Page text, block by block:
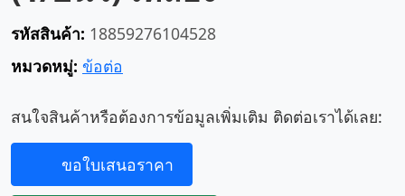
รหัสสินค้า: 18859276104528
หมวดหมู่: ข้อต่อ
สนใจสินค้าหรือต้องการข้อมูลเพิ่มเติม ติดต่อเราได้เลย:
ขอใบเสนอราคา